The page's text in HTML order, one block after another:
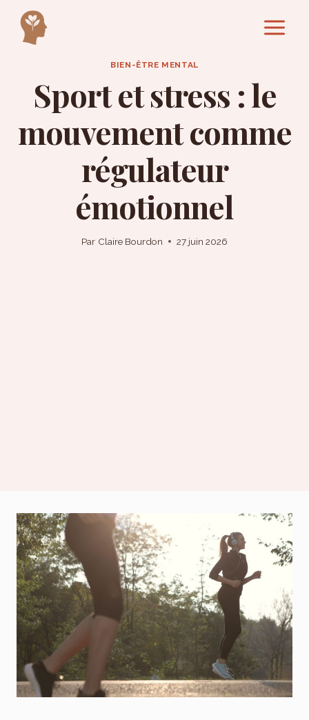
contenu
BIEN-ÊTRE MENTAL
Sport et stress : le
mouvement comme
régulateur
émotionnel
Par Claire Bourdon 27 juin 2026